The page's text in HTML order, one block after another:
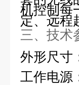
机控制每
定、远程
三、技术
外形尺寸
工作电源